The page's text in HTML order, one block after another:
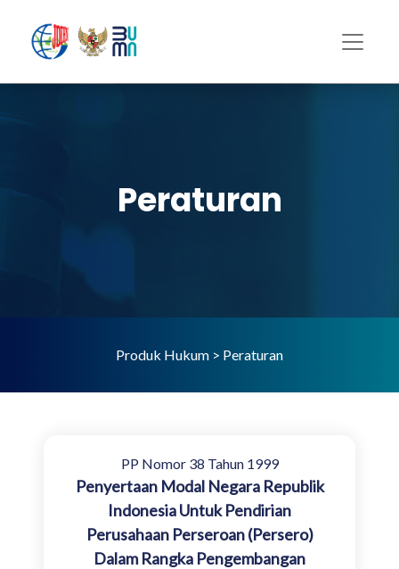
Peraturan
Produk Hukum > Peraturan
PP Nomor 38 Tahun 1999
Penyertaan Modal Negara Republik
Indonesia Untuk Pendirian
Perusahaan Perseroan (Persero)
Dalam Rangka Pengembangan